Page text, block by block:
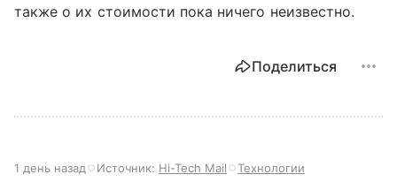
также о их стоимости пока ничего неизвестно.
Поделиться
1 день назад Источник: Hi-Tech Mail Технологии